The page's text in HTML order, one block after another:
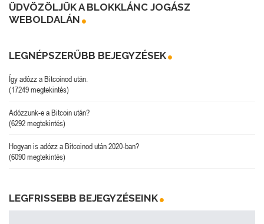
ÜDVÖZÖLJÜK A BLOKKLÁNC JOGÁSZ
WEBOLDALÁN
LEGNÉPSZERŰBB BEJEGYZÉSEK
Így adózz a Bitcoinod után.
(17249 megtekintés)
Adózzunk-e a Bitcoin után?
(6292 megtekintés)
Hogyan is adózz a Bitcoinod után 2020-ban?
(6090 megtekintés)
LEGFRISSEBB BEJEGYZÉSEINK